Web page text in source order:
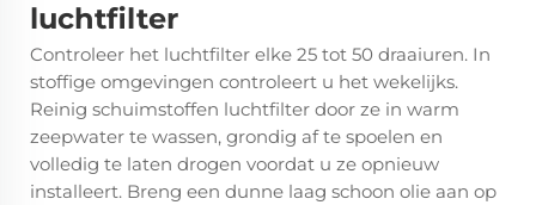
luchtfilter
Controleer het luchtfilter elke 25 tot 50 draaiuren. In
stoffige omgevingen controleert u het wekelijks.
Reinig schuimstoffen luchtfilter door ze in warm
zeepwater te wassen, grondig af te spoelen en
volledig te laten drogen voordat u ze opnieuw
installeert. Breng een dunne laag schoon olie aan op